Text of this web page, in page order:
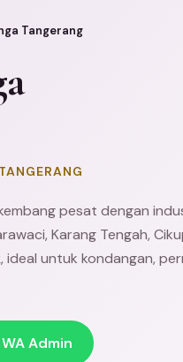
Tangerang
pesat dengan
, Karang Tengah,
, ideal untuk kondangan,
Admin